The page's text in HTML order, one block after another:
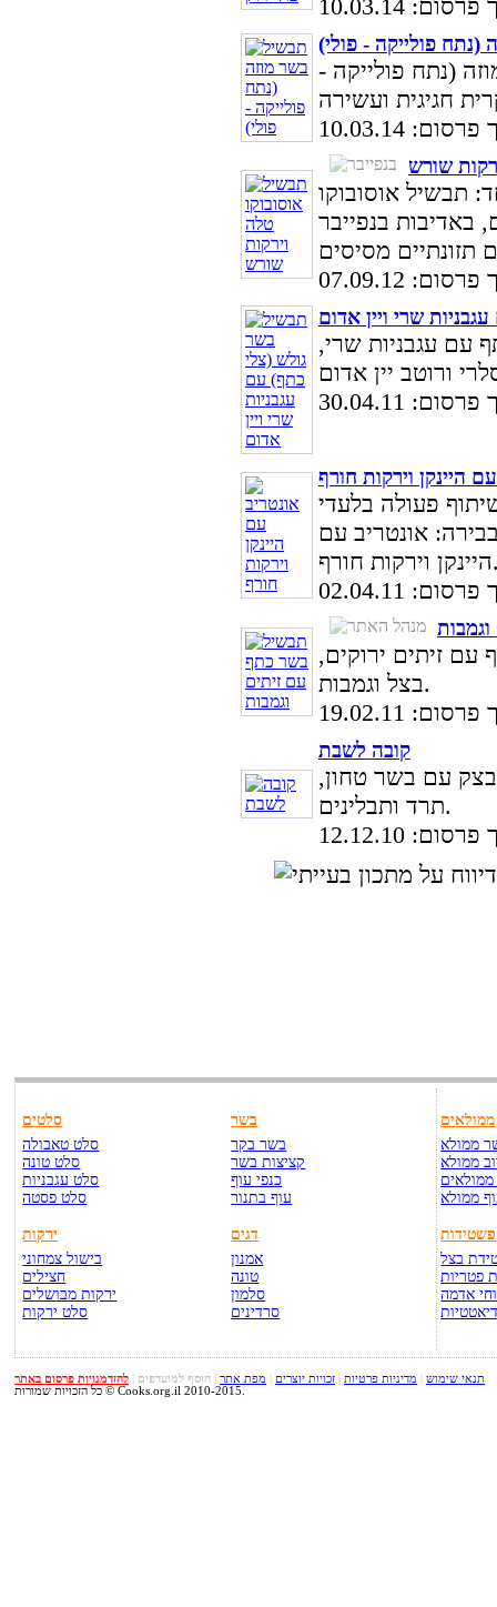
10.03.14
(נתח פולייקה - פולי)
(נתח פולייקה -
10.03.14
שורש
תבשיל אוסובוקו
מתכון ל-10 סועדים, באדיבות בנפייבר
07.09.12
שרי ויין אדום
עם עגבניות שרי,
30.04.11
היינקן וירקות חורף
פעולה בלעדי
אונטריב עם
חורף.
02.04.11
זיתים ירוקים,
בצל וגמבות.
19.02.11
קובה לשבת
עם בשר טחון,
תרד ותבלינים.
12.12.10
סלטים
סלט טאבולה
סלט טונה
סלט עגבניות
סלט פסטה
ירקות
בישול צמחוני
חצילים
ירקות מבושלים
סלט ירקות
בשר
בשר בקר
קציצות בשר
כנפי עוף
עוף בתנור
דגים
אמנון
טונה
סלמון
סרדינים
ממולאים
ממולא
ממולא
ממולא
פשטידות
בצל
פטריות
אדמה
תנאי שימוש מדיניות פרטיות זכויות יוצרים מפת אתר הוסף למועדפים
להזדמנויות פרסום באתר
כל הזכויות שמורות © Cooks.org.il 2010-2015.